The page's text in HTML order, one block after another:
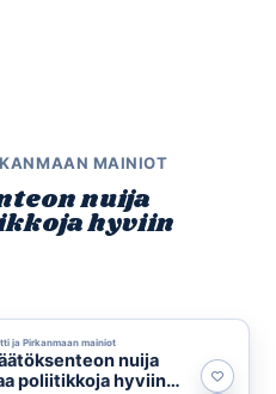
MAINIOT
nuija
hyviin
ja Pirkanmaan mainiot
nuija
poliitikkoja hyviin